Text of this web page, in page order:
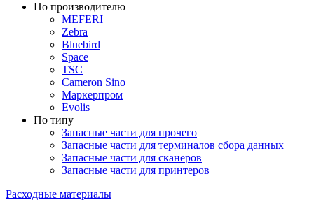
По производителю
MEFERI
Zebra
Bluebird
Space
TSC
Cameron Sino
Маркерпром
Evolis
По типу
Запасные части для прочего
Запасные части для терминалов сбора данных
Запасные части для сканеров
Запасные части для принтеров
Расходные материалы